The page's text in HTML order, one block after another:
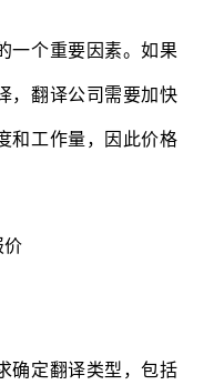
个重要因素。如果
，翻译公司需要加快
和工作量，因此价格
定翻译类型，包括